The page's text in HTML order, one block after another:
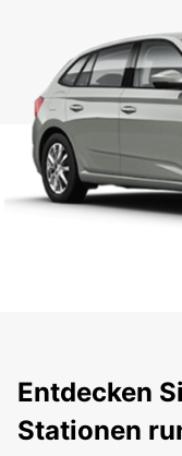
Entdecken
Stationen